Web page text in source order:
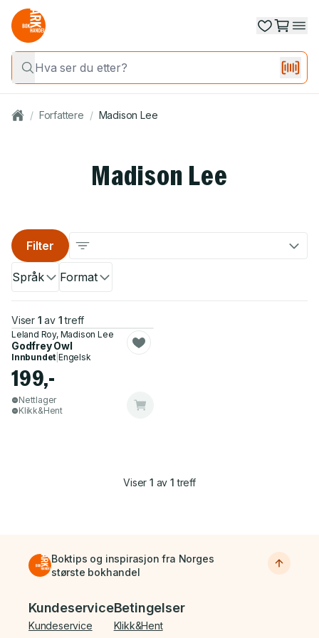
/ Forfattere / Madison Lee
Madison Lee
Språk Format
Filter
Viser 1 av 1 treff
Leland Roy, Madison Lee
Godfrey Owl
Innbundet |Engelsk
199,-
Nettlager
Klikk&Hent
Viser1 av 1 treff
Boktips og inspirasjon fra Norges
største bokhandel
Bunnmeny
Kundeservice
Kundeservice
Betingelser
Klikk&Hent